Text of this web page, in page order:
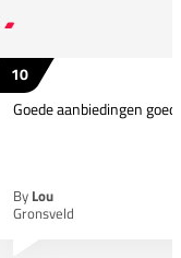
10
Goede aanbiedingen
By Lou
Gronsveld